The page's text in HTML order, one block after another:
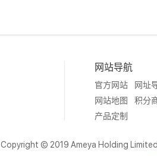
网站导航
官方网站
网址
网站地图
积分
产品定制
Copyright © 2019 Ameya Holding